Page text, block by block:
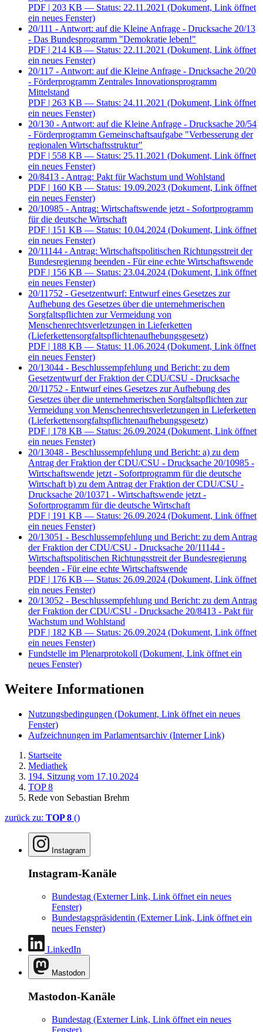
PDF | 203 KB — Status: 22.11.2021 (Dokument, Link öffnet
ein neues Fenster)
20/111 - Antwort: auf die Kleine Anfrage - Drucksache 20/13
- Das Bundesprogramm "Demokratie leben!"
PDF | 214 KB — Status: 22.11.2021 (Dokument, Link öffnet
ein neues Fenster)
20/117 - Antwort: auf die Kleine Anfrage - Drucksache 20/20
- Förderprogramm Zentrales Innovationsprogramm
Mittelstand
PDF | 263 KB — Status: 24.11.2021 (Dokument, Link öffnet
ein neues Fenster)
20/130 - Antwort: auf die Kleine Anfrage - Drucksache 20/54
- Förderprogramm Gemeinschaftsaufgabe "Verbesserung der
regionalen Wirtschaftsstruktur"
PDF | 558 KB — Status: 25.11.2021 (Dokument, Link öffnet
ein neues Fenster)
20/8413 - Antrag: Pakt für Wachstum und Wohlstand
PDF | 160 KB — Status: 19.09.2023 (Dokument, Link öffnet
ein neues Fenster)
20/10985 - Antrag: Wirtschaftswende jetzt - Sofortprogramm
für die deutsche Wirtschaft
PDF | 151 KB — Status: 10.04.2024 (Dokument, Link öffnet
ein neues Fenster)
20/11144 - Antrag: Wirtschaftspolitischen Richtungsstreit der
Bundesregierung beenden - Für eine echte Wirtschaftswende
PDF | 156 KB — Status: 23.04.2024 (Dokument, Link öffnet
ein neues Fenster)
20/11752 - Gesetzentwurf: Entwurf eines Gesetzes zur
Aufhebung des Gesetzes über die unternehmerischen
Sorgfaltspflichten zur Vermeidung von
Menschenrechtsverletzungen in Lieferketten
(Lieferkettensorgfaltspflichtenaufhebungsgesetz)
PDF | 188 KB — Status: 11.06.2024 (Dokument, Link öffnet
ein neues Fenster)
20/13044 - Beschlussempfehlung und Bericht: zu dem
Gesetzentwurf der Fraktion der CDU/CSU - Drucksache
20/11752 - Entwurf eines Gesetzes zur Aufhebung des
Gesetzes über die unternehmerischen Sorgfaltspflichten zur
Vermeidung von Menschenrechtsverletzungen in Lieferketten
(Lieferkettensorgfaltspflichtenaufhebungsgesetz)
PDF | 178 KB — Status: 26.09.2024 (Dokument, Link öffnet
ein neues Fenster)
20/13048 - Beschlussempfehlung und Bericht: a) zu dem
Antrag der Fraktion der CDU/CSU - Drucksache 20/10985 -
Wirtschaftswende jetzt - Sofortprogramm für die deutsche
Wirtschaft b) zu dem Antrag der Fraktion der CDU/CSU -
Drucksache 20/10371 - Wirtschaftswende jetzt -
Sofortprogramm für die deutsche Wirtschaft
PDF | 191 KB — Status: 26.09.2024 (Dokument, Link öffnet
ein neues Fenster)
20/13051 - Beschlussempfehlung und Bericht: zu dem Antrag
der Fraktion der CDU/CSU - Drucksache 20/11144 -
Wirtschaftspolitischen Richtungsstreit der Bundesregierung
beenden - Für eine echte Wirtschaftswende
PDF | 176 KB — Status: 26.09.2024 (Dokument, Link öffnet
ein neues Fenster)
20/13052 - Beschlussempfehlung und Bericht: zu dem Antrag
der Fraktion der CDU/CSU - Drucksache 20/8413 - Pakt für
Wachstum und Wohlstand
PDF | 182 KB — Status: 26.09.2024 (Dokument, Link öffnet
ein neues Fenster)
Fundstelle im Plenarprotokoll (Dokument, Link öffnet ein
neues Fenster)
Weitere Informationen
Nutzungsbedingungen (Dokument, Link öffnet ein neues
Fenster)
Aufzeichnungen im Parlamentsarchiv (Interner Link)
Startseite
Mediathek
194. Sitzung vom 17.10.2024
TOP 8
Rede von Sebastian Brehm
zurück zu: TOP 8 ()
Instagram
Instagram-Kanäle
Bundestag (Externer Link, Link öffnet ein neues
Fenster)
Bundestagspräsidentin (Externer Link, Link öffnet ein
neues Fenster)
LinkedIn
Mastodon
Mastodon-Kanäle
Bundestag (Externer Link, Link öffnet ein neues
Fenster)